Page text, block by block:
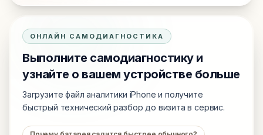
ОНЛАЙН САМОДИАГНОСТИКА
Выполните самодиагностику и
узнайте о вашем устройстве больше
Загрузите файл аналитики iPhone и получите
быстрый технический разбор до визита в сервис.